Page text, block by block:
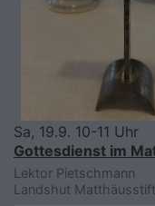
Sa, 19.9. 10-11 Uhr
Gottesdienst im
Lektor Pietschmann
Landshut Matthäusstift